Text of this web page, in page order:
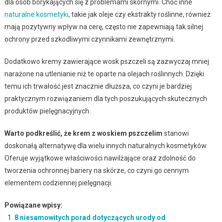
dla osób borykających się z problemami skórnymi. Choć inne
naturalne kosmetyki, takie jak oleje czy ekstrakty roślinne, również
mają pozytywny wpływ na cerę, często nie zapewniają tak silnej
ochrony przed szkodliwymi czynnikami zewnętrznymi.
Dodatkowo kremy zawierające wosk pszczeli są zazwyczaj mniej
narażone na utlenianie niż te oparte na olejach roślinnych. Dzięki
temu ich trwałość jest znacznie dłuższa, co czyni je bardziej
praktycznym rozwiązaniem dla tych poszukujących skutecznych
produktów pielęgnacyjnych.
Warto podkreślić, że krem z woskiem pszczelim stanowi
doskonałą alternatywę dla wielu innych naturalnych kosmetyków.
Oferuje wyjątkowe właściwości nawilżające oraz zdolność do
tworzenia ochronnej bariery na skórze, co czyni go cennym
elementem codziennej pielęgnacji.
Powiązane wpisy:
8 niesamowitych porad dotyczących urody od